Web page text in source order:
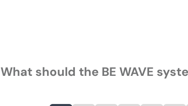
What should the BE WAVE